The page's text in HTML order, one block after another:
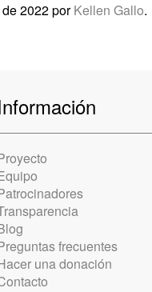
2022 porKellen Gallo.
frecuentes
una donación